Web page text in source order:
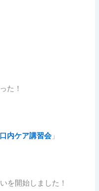
た！
内ケア講習会 」
を開始しました！